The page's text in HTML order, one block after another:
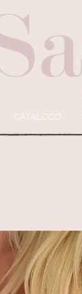
CÁTALOGO